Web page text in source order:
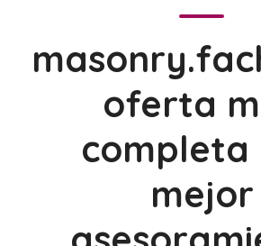
oferta
completa
mejor